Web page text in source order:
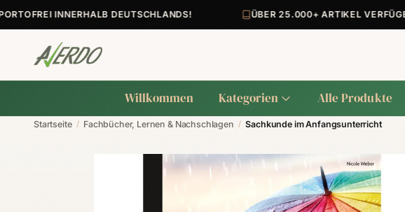
INNERHALB DEUTSCHLANDS! ÜBER 25.000+ ARTIKEL VERFÜGBAR
Willkommen Kategorien Alle Produkte
Startseite / Fachbücher, Lernen & Nachschlagen / Sachkunde im Anfangsunterricht